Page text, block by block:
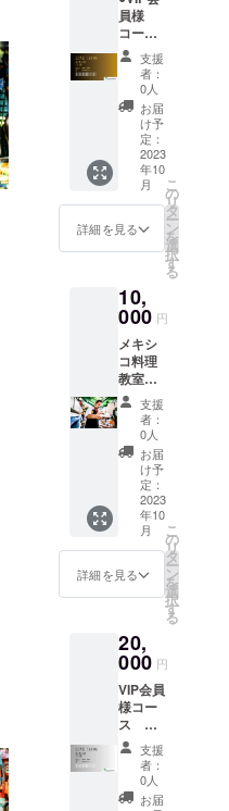
ムテ
キーラ
を取り
揃えて
いま
す。こ
のコー
スで
は、そ
ういっ
た様々
な飲み
物を飲
コース
です。
●有効期
限2023
年10月
31日よ
り2025
年10月
30日ま
で。
員様
コー
ス ブ
ロンズ
●LOVE
TACOS
での飲
食が
10％off
になる
会員証
を発行
いたし
ます。
●有効期
より2年
間。
支援
者：
0人
お届
け予
定：
2023
年10
月
詳細を見る
こ
の
リ
タ
ー
ン
を
選
択
す
る
10,
000 円
メキシ
コ料理
教室
コース
●ビクト
ル・ブ
ルゴス
から、
メキシ
コ料理
のレク
チャー
を受け
るコー
スで
す。タ
エンチ
ラーダ
などを
一緒に
作り、
出来上
がった
料理を
店舗で
お食事
支援
者：
0人
お届
け予
定：
2023
年10
月
詳細を見る
こ
の
リ
タ
ー
ン
を
選
択
す
る
20,
000 円
VIP会員
様コー
ス シ
ルバー
●LOVE
TACOS
での飲
支援
者：
0人
お届